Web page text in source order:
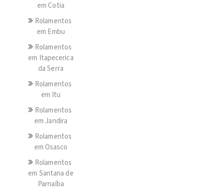
em Cotia
Rolamentos
em Embu
Rolamentos
em Itapecerica
da Serra
Rolamentos
em Itu
Rolamentos
em Jandira
Rolamentos
em Osasco
Rolamentos
em Santana de
Parnaíba